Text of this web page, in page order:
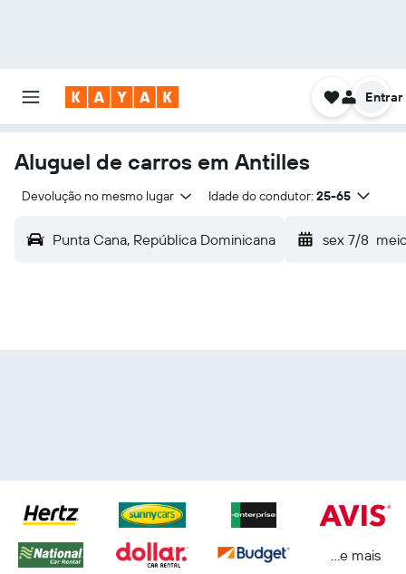
Entrar
Aluguel de carros em Antilles
Devolução no mesmo lugar Idade do condutor: 25-65
Punta Cana, República Dominicana sex 7/8
...e mais